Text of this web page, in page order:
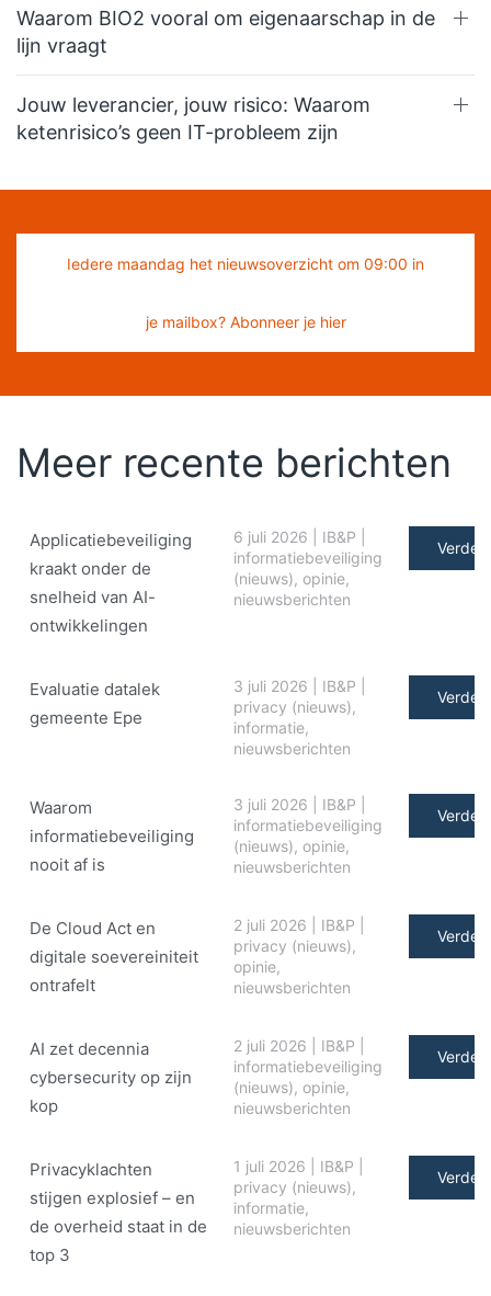
Waarom BIO2 vooral om eigenaarschap in de
lijn vraagt
Jouw leverancier, jouw risico: Waarom
ketenrisico’s geen IT-probleem zijn
Iedere maandag het nieuwsoverzicht om 09:00 in
je mailbox? Abonneer je hier
Meer recente berichten
Applicatiebeveiliging
kraakt onder de
snelheid van AI-
ontwikkelingen
6 juli 2026 IB&P
informatiebeveiliging
(nieuws), opinie,
nieuwsberichten
Verder
Evaluatie datalek
gemeente Epe
3 juli 2026 IB&P
privacy (nieuws),
informatie,
nieuwsberichten
Verder
Waarom
informatiebeveiliging
nooit af is
3 juli 2026 IB&P
informatiebeveiliging
(nieuws), opinie,
nieuwsberichten
Verder
De Cloud Act en
digitale soe­ve­rei­ni­teit
ontrafelt
2 juli 2026 IB&P
privacy (nieuws),
opinie,
nieuwsberichten
Verder
AI zet decennia
cybersecurity op zijn
kop
2 juli 2026 IB&P
informatiebeveiliging
(nieuws), opinie,
nieuwsberichten
Verder
Privacyklachten
stijgen explosief – en
de overheid staat in de
top 3
1 juli 2026 IB&P
privacy (nieuws),
informatie,
nieuwsberichten
Verder